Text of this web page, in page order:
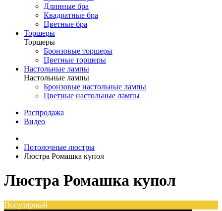
Длинные бра
Квадратные бра
Цветные бра
Торшеры
Торшеры
Бронзовые торшеры
Цветные торшеры
Настольные лампы
Настольные лампы
Бронзовые настольные лампы
Цветные настольные лампы
Распродажа
Видео
Потолочные люстры
Люстра Ромашка купол
Люстра Ромашка купол
Популярный